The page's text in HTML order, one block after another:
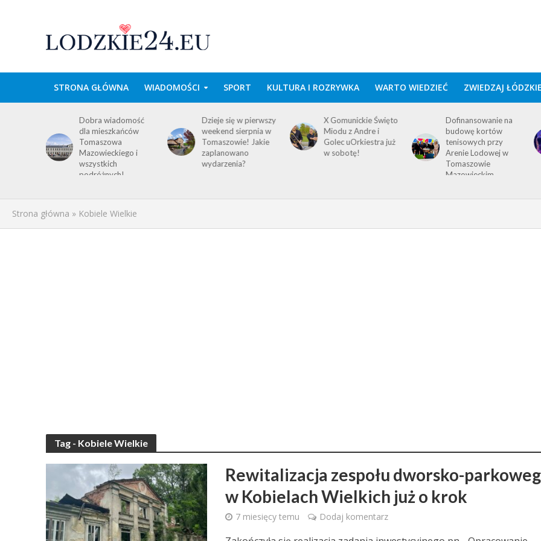
STRONA GŁÓWNA WIADOMOŚCI SPORT KULTURA I ROZRYWKA WARTO WIEDZIEĆ ZWIEDZAJ
Dobra wiadomość
dla mieszkańców
Tomaszowa
Mazowieckiego i
wszystkich
podróżnych!
Dzieje się w pierwszy
weekend sierpnia w
Tomaszowie! Jakie
zaplanowano
wydarzenia?
X Gomunickie Święto
Miodu z Andre i
Golec uOrkiestra już
w sobotę!
Dofinansowanie na
budowę kortów
tenisowych przy
Arenie Lodowej w
Tomaszowie
Mazowieckim
Strona główna » Kobiele Wielkie
Tag - Kobiele Wielkie
Rewitalizacja zespołu dworsko-
w Kobielach Wielkich już o krok
7 miesięcy temu Dodaj komentarz